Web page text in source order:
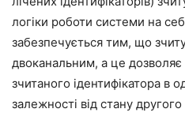
логіки роботи системи на
забезпечується тим, що
двоканальним, а це дозволяє
зчитаного ідентифікатора в
залежності від стану другого